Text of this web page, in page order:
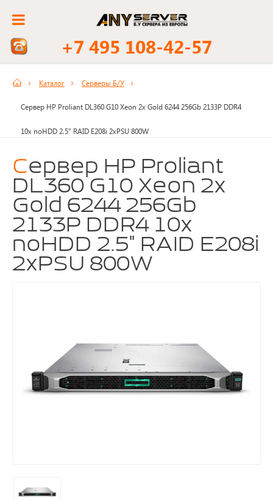
+7 495 108-42-57
Каталог Серверы Б/У
Сервер HP Proliant DL360 G10 Xeon 2x Gold 6244 256Gb 2133P DDR4
10x noHDD 2.5" RAID E208i 2xPSU 800W
Сервер HP Proliant
DL360 G10 Xeon 2x
Gold 6244 256Gb
2133P DDR4 10x
noHDD 2.5" RAID E208i
2xPSU 800W